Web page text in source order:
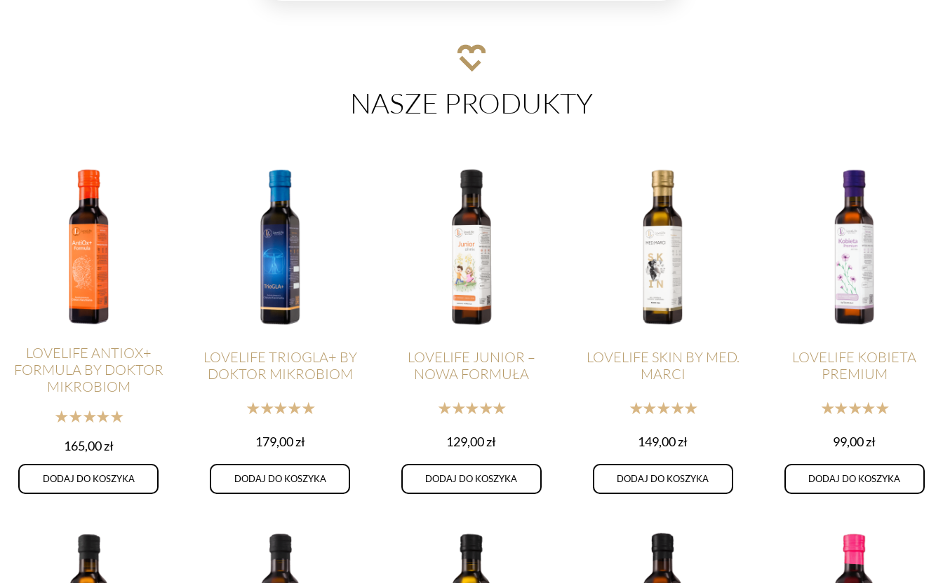
NASZE PRODUKTY
LOVELIFE ANTIOX+
FORMULA BY DOKTOR
MIKROBIOM
★★★★★
165,00zł
DODAJ DO KOSZYKA
LOVELIFE TRIOGLA+ BY
DOKTOR MIKROBIOM
★★★★★
179,00zł
DODAJ DO KOSZYKA
LOVELIFE JUNIOR –
NOWA FORMUŁA
★★★★★
129,00zł
DODAJ DO KOSZYKA
LOVELIFE SKIN BY MED.
MARCI
★★★★★
149,00zł
DODAJ DO KOSZYKA
LOVELIFE KOBIETA
PREMIUM
★★★★★
99,00zł
DODAJ DO KOSZYKA